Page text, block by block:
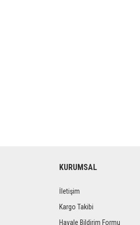
KURUMSAL
İletişim
Kargo Takibi
Havale Bildirim Formu